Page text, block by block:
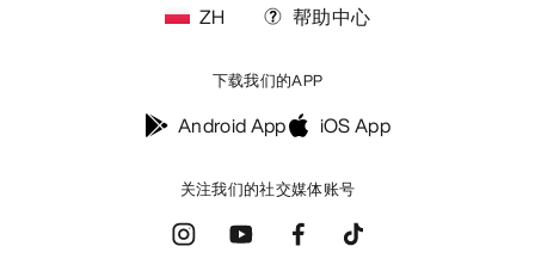
关注我们的社交媒体账号
ZH 帮助中心
下载我们的APP
Android App iOS App